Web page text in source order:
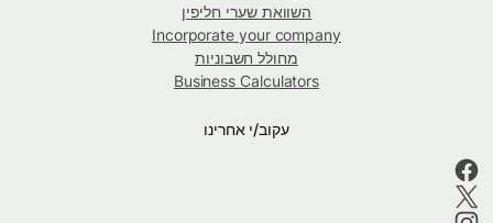
השוואת שערי חליפין
Incorporate your company
מחולל חשבוניות
Business Calculators
עקוב/י אחרינו